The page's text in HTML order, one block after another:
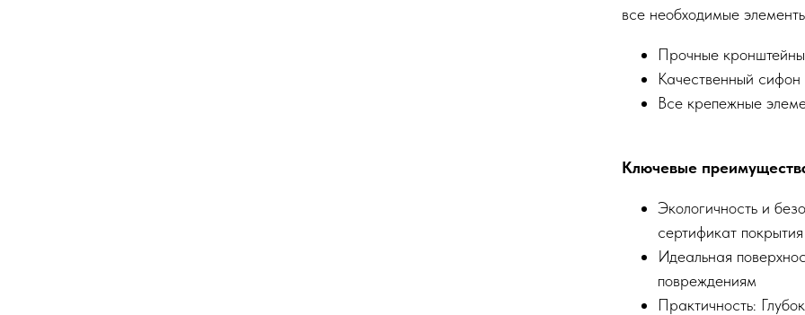
все необходимые
Прочные
Качественный сифон
Все крепежные
Ключевые
Экологичность и
сертификат покрытия
Идеальная
повреждениям
Практичность: